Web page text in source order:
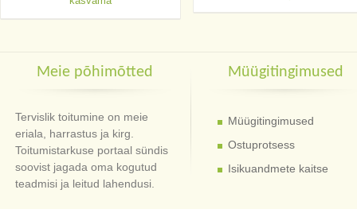
Meie põhimõtted
Tervislik toitumine on meie
eriala, harrastus ja kirg.
Toitumistarkuse portaal sündis
soovist jagada oma kogutud
teadmisi ja leitud lahendusi.
Müügitingimused
Müügitingimused
Ostuprotsess
Isikuandmete kaitse